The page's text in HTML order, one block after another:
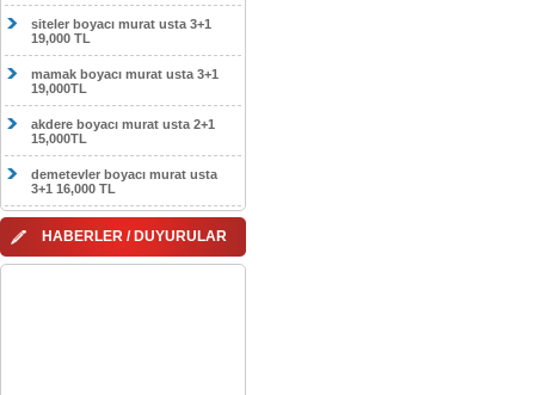
siteler boyacı murat usta 3+1
19,000 TL
mamak boyacı murat usta 3+1
19,000TL
akdere boyacı murat usta 2+1
15,000TL
demetevler boyacı murat usta
3+1 16,000 TL
HABERLER / DUYURULAR